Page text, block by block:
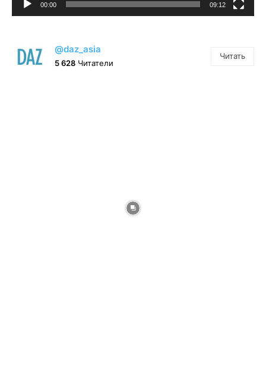
00:00 09:12
@daz_asia
5 628 Читатели
Читать